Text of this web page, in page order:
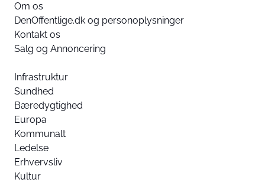
Om os
DenOffentlige.dk og personoplysninger
Kontakt os
Salg og Annoncering
Infrastruktur
Sundhed
Bæredygtighed
Europa
Kommunalt
Ledelse
Erhvervsliv
Kultur